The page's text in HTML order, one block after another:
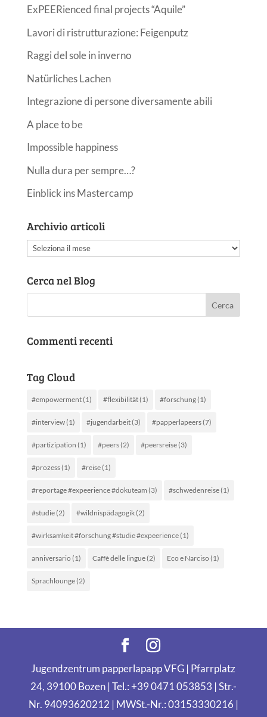
ExPEERienced final projects “Aquile”
Lavori di ristrutturazione: Feigenputz
Raggi del sole in inverno
Natürliches Lachen
Integrazione di persone diversamente abili
A place to be
Impossible happiness
Nulla dura per sempre…?
Einblick ins Mastercamp
Archivio articoli
Archivio
Cerca nel Blog
Commenti recenti
Tag Cloud
#empowerment(1) #flexibilität(1) #forschung(1)
#interview(1) #jugendarbeit(3) #papperlapeers(7)
#partizipation (1) #peers(2) #peersreise(3)
#prozess(1) #reise(1)
#reportage #expeerience #dokuteam (3) #schwedenreise(1)
#studie(2) #wildnispädagogik(2)
#wirksamkeit #forschung #studie #expeerience(1)
anniversario (1) Caffè delle lingue(2) Eco e Narciso (1)
Sprachlounge(2)
Jugendzentrum papperlapapp VFG | Pfarrplatz
24, 39100 Bozen | Tel.: +39 0471 053853 | Str.-
Nr. 94093620212 | MWSt.-Nr.: 03153330216 |